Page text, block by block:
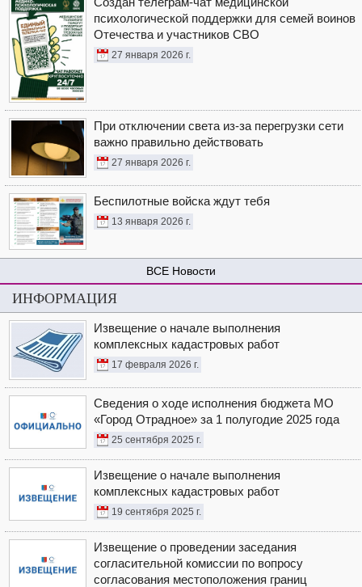
психологической поддержки для семей воинов
Отечества и участников СВО
27 января 2026 г.
При отключении света из-за перегрузки сети
важно правильно действовать
27 января 2026 г.
Беспилотные войска ждут тебя
13 января 2026 г.
Новости
ИНФОРМАЦИЯ
Извещение о начале выполнения
комплексных кадастровых работ
17 февраля 2026 г.
Сведения о ходе исполнения бюджета МО
«Город Отрадное» за 1 полугодие 2025 года
25 сентября 2025 г.
Извещение о начале выполнения
комплексных кадастровых работ
19 сентября 2025 г.
Извещение о проведении заседания
согласительной комиссии по вопросу
согласования местоположения границ